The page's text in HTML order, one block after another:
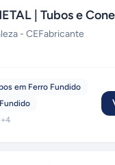
| Tubos e
- CEFabricante
em Ferro Fundido
+4